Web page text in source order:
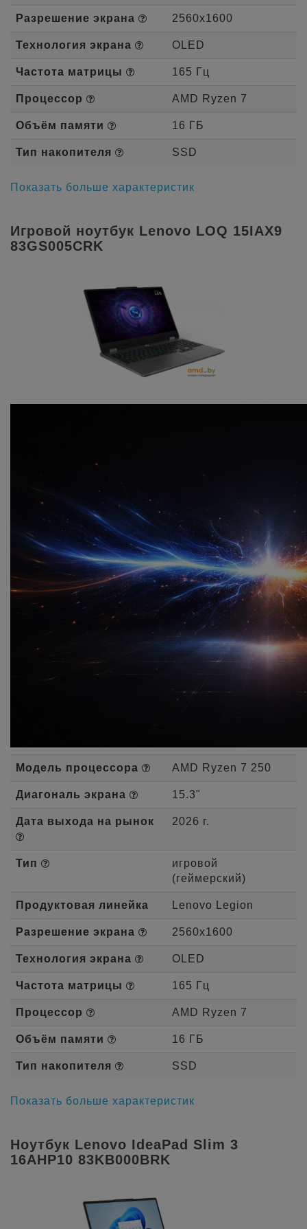
Разрешение экрана 2560x1600
Технология экрана OLED
Частота матрицы 165 Гц
Процессор AMD Ryzen 7
Объём памяти 16 ГБ
Тип накопителя SSD
Показать больше характеристик
Игровой ноутбук Lenovo LOQ 15IAX9
83GS005CRK
Модель процессора AMD Ryzen 7 250
Диагональ экрана 15.3"
Дата выхода на рынок 2026 г.
Тип
игровой
(геймерский)
Продуктовая линейка Lenovo Legion
Разрешение экрана 2560x1600
Технология экрана OLED
Частота матрицы 165 Гц
Процессор AMD Ryzen 7
Объём памяти 16 ГБ
Тип накопителя SSD
Показать больше характеристик
Ноутбук Lenovo IdeaPad Slim 3
16AHP10 83KB000BRK